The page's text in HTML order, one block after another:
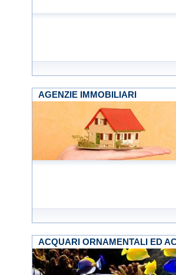
AGENZIE IMMOBILIARI
ACQUARI ORNAMENTALI ED